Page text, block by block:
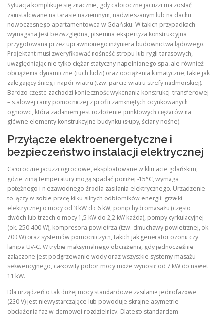
Sytuacja komplikuje się znacznie, gdy całoroczne jacuzzi ma zostać
zainstalowane na tarasie naziemnym, nadwieszanym lub na dachu
nowoczesnego apartamentowca w Gdańsku. W takich przypadkach
wymagana jest bezwzględna, pisemna ekspertyza konstrukcyjna
przygotowana przez uprawnionego inżyniera budownictwa lądowego.
Projektant musi zweryfikować nośność stropu lub rygli tarasowych,
uwzględniając nie tylko ciężar statyczny napełnionego spa, ale również
obciążenia dynamiczne (ruch ludzi) oraz obciążenia klimatyczne, takie jak
zalegający śnieg i napór wiatru (tzw. parcie wiatru strefy nadmorskiej).
Bardzo często zachodzi konieczność wykonania konstrukcji transferowej
– stalowej ramy pomocniczej z profili zamkniętych ocynkowanych
ogniowo, która zadaniem jest rozłożenie punktowych ciężarów na
główne elementy konstrukcyjne budynku (słupy, ściany nośne).
Przyłącze elektroenergetyczne i
bezpieczeństwo instalacji elektrycznej
Całoroczne jacuzzi ogrodowe, eksploatowane w klimacie gdańskim,
gdzie zimą temperatury mogą spadać poniżej -15°C, wymaga
potężnego i niezawodnego źródła zasilania elektrycznego. Urządzenie
to łączy w sobie pracę kilku silnych odbiorników energii: grzałki
elektrycznej o mocy od 3 kW do 6 kW, pomp hydromasażu (często
dwóch lub trzech o mocy 1,5 kW do 2,2 kW każda), pompy cyrkulacyjnej
(ok. 250-400 W), kompresora powietrza (tzw. dmuchawy powietrznej, ok.
700 W) oraz systemów pomocniczych, takich jak generator ozonu czy
lampa UV-C. W trybie maksymalnego obciążenia, gdy jednocześnie
załączone jest podgrzewanie wody oraz wszystkie systemy masażu
sekwencyjnego, całkowity pobór mocy może wynosić od 7 kW do nawet
11 kW.
Dla urządzeń o tak dużej mocy standardowe zasilanie jednofazowe
(230 V) jest niewystarczające lub powoduje skrajne asymetrie
obciążenia faz w domowej rozdzielnicy. Dlatego standardem